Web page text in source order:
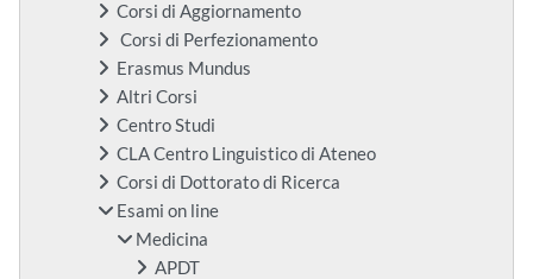
Corsi di Aggiornamento
Corsi di Perfezionamento
Erasmus Mundus
Altri Corsi
Centro Studi
CLA Centro Linguistico di Ateneo
Corsi di Dottorato di Ricerca
Esami on line
Medicina
APDT